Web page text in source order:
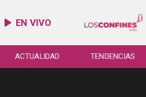
EN VIVO
ACTUALIDAD TENDENCIAS